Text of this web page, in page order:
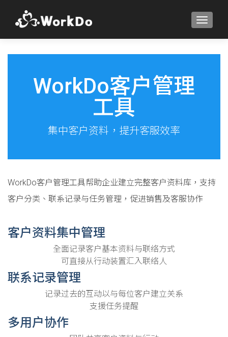
WorkDo客户管理
工具
集中客户资料，提升客服效率
WorkDo客户管理工具帮助企业建立完整客户资料库，支持
客户分类、联系记录与任务管理，促进销售及客服协作
客户资料集中管理
全面记录客户基本资料与联络方式
可直接从行动装置汇入联络人
联系记录管理
记录过去的互动以与每位客户建立关系
支援任务提醒
多用户协作